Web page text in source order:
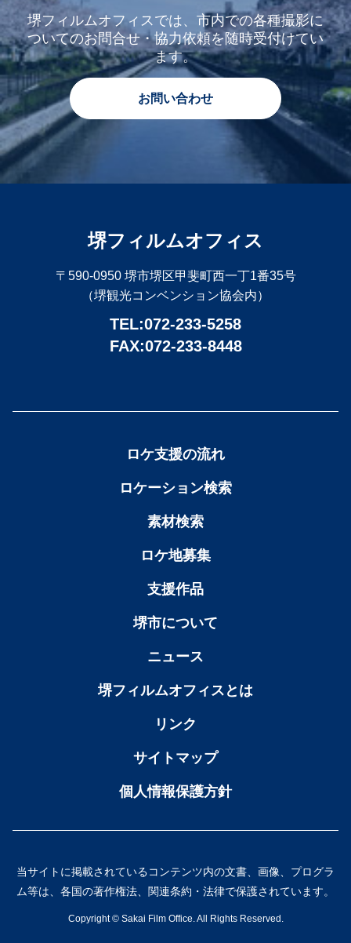
堺フィルムオフィスでは、市内での各種撮影に
ついてのお問合せ・協力依頼を随時受付けてい
ます。
お問い合わせ
堺フィルムオフィス
〒590-0950 堺市堺区甲斐町西一丁1番35号
（堺観光コンベンション協会内）
TEL:072-233-5258
FAX:072-233-8448
ロケ支援の流れ
ロケーション検索
素材検索
ロケ地募集
支援作品
堺市について
ニュース
堺フィルムオフィスとは
リンク
サイトマップ
個人情報保護方針
当サイトに掲載されているコンテンツ内の文書、画像、プログラ
ム等は、各国の著作権法、関連条約・法律で保護されています。
Copyright ©︎ Sakai Film Office. All Rights Reserved.